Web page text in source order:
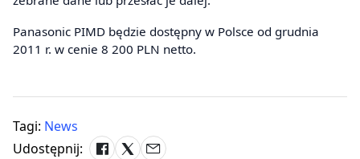
Panasonic PIMD będzie dostępny w Polsce od grudnia
2011 r. w cenie 8 200 PLN netto.
Tagi: News
Udostępnij: